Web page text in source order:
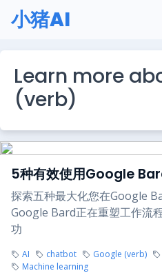
小猪AI
Learn more
(verb)
5种有效使用Google
探索五种最大化您在Google
Google Bard正在重塑工作流
功
AI chatbot Google (verb)
Machine learning